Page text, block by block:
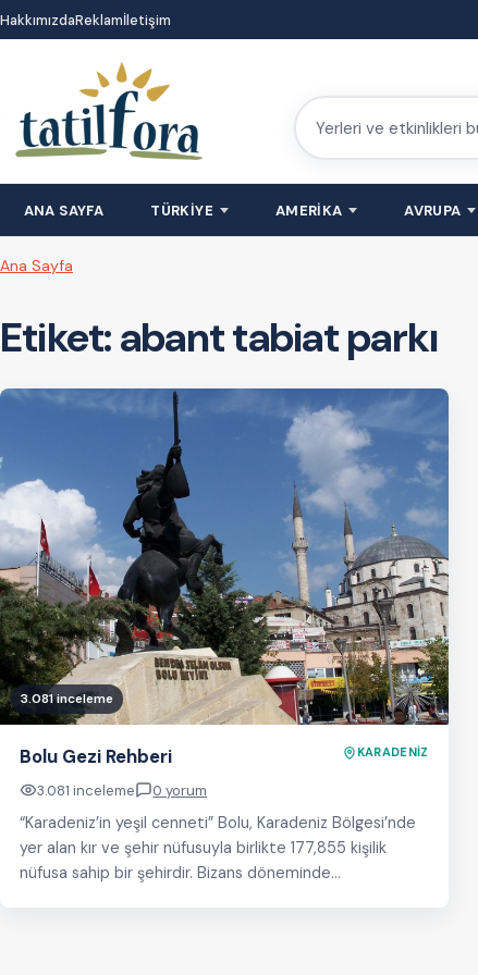
İçeriğe
atla
HakkımızdaReklamİletişim
Yerleri
ANA SAYFA TÜRKİYE AMERİKA AVRUPA
Ana Sayfa
Etiket:abant tabiat parkı
3.081 inceleme
Bolu Gezi Rehberi KARADENİZ
3.081 inceleme 0 yorum
“Karadeniz’in yeşil cenneti” Bolu, Karadeniz Bölgesi’nde
yer alan kır ve şehir nüfusuyla birlikte 177,855 kişilik
nüfusa sahip bir şehirdir. Bizans döneminde